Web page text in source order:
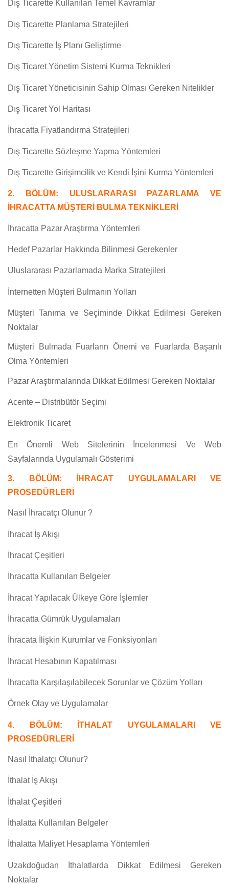
Dış Ticarette Kullanılan Temel Kavramlar
Dış Ticarette Planlama Stratejileri
Dış Ticarette İş Planı Geliştirme
Dış Ticaret Yönetim Sistemi Kurma Teknikleri
Dış Ticaret Yöneticisinin Sahip Olması Gereken Nitelikler
Dış Ticaret Yol Haritası
İhracatta Fiyatlandırma Stratejileri
Dış Ticarette Sözleşme Yapma Yöntemleri
Dış Ticarette Girişimcilik ve Kendi İşini Kurma Yöntemleri
2. BÖLÜM: ULUSLARARASI PAZARLAMA VE
İHRACATTA MÜŞTERİ BULMA TEKNİKLERİ
İhracatta Pazar Araştırma Yöntemleri
Hedef Pazarlar Hakkında Bilinmesi Gerekenler
Uluslararası Pazarlamada Marka Stratejileri
İnternetten Müşteri Bulmanın Yolları
Müşteri Tanıma ve Seçiminde Dikkat Edilmesi Gereken
Noktalar
Müşteri Bulmada Fuarların Önemi ve Fuarlarda Başarılı
Olma Yöntemleri
Pazar Araştırmalarında Dikkat Edilmesi Gereken Noktalar
Acente – Distribütör Seçimi
Elektronik Ticaret
En Önemli Web Sitelerinin İncelenmesi Ve Web
Sayfalarında Uygulamalı Gösterimi
3. BÖLÜM: İHRACAT UYGULAMALARI VE
PROSEDÜRLERİ
Nasıl İhracatçı Olunur ?
İhracat İş Akışı
İhracat Çeşitleri
İhracatta Kullanılan Belgeler
İhracat Yapılacak Ülkeye Göre İşlemler
İhracatta Gümrük Uygulamaları
İhracata İlişkin Kurumlar ve Fonksiyonları
İhracat Hesabının Kapatılması
İhracatta Karşılaşılabilecek Sorunlar ve Çözüm Yolları
Örnek Olay ve Uygulamalar
4. BÖLÜM: İTHALAT UYGULAMALARI VE
PROSEDÜRLERİ
Nasıl İthalatçı Olunur?
İthalat İş Akışı
İthalat Çeşitleri
İthalatta Kullanılan Belgeler
İthalatta Maliyet Hesaplama Yöntemleri
Uzakdoğudan İthalatlarda Dikkat Edilmesi Gereken
Noktalar